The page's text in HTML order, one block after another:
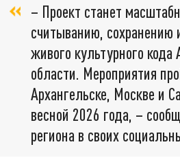
– Проект станет
считыванию, сохранению
живого культурного кода
области. Мероприятия
Архангельске, Москве и
весной 2026 года, –
региона в своих